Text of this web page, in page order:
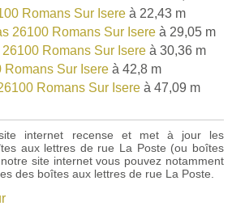
Romans Sur Isere à 22,43 m
26100 Romans Sur Isere à 29,05 m
Romans Sur Isere à 30,36 m
Romans Sur Isere à 42,8 m
Romans Sur Isere à 47,09 m
internet recense et met à jour les
aux lettres de rue La Poste (ou boîtes
site internet vous pouvez notamment
des boîtes aux lettres de rue La Poste.